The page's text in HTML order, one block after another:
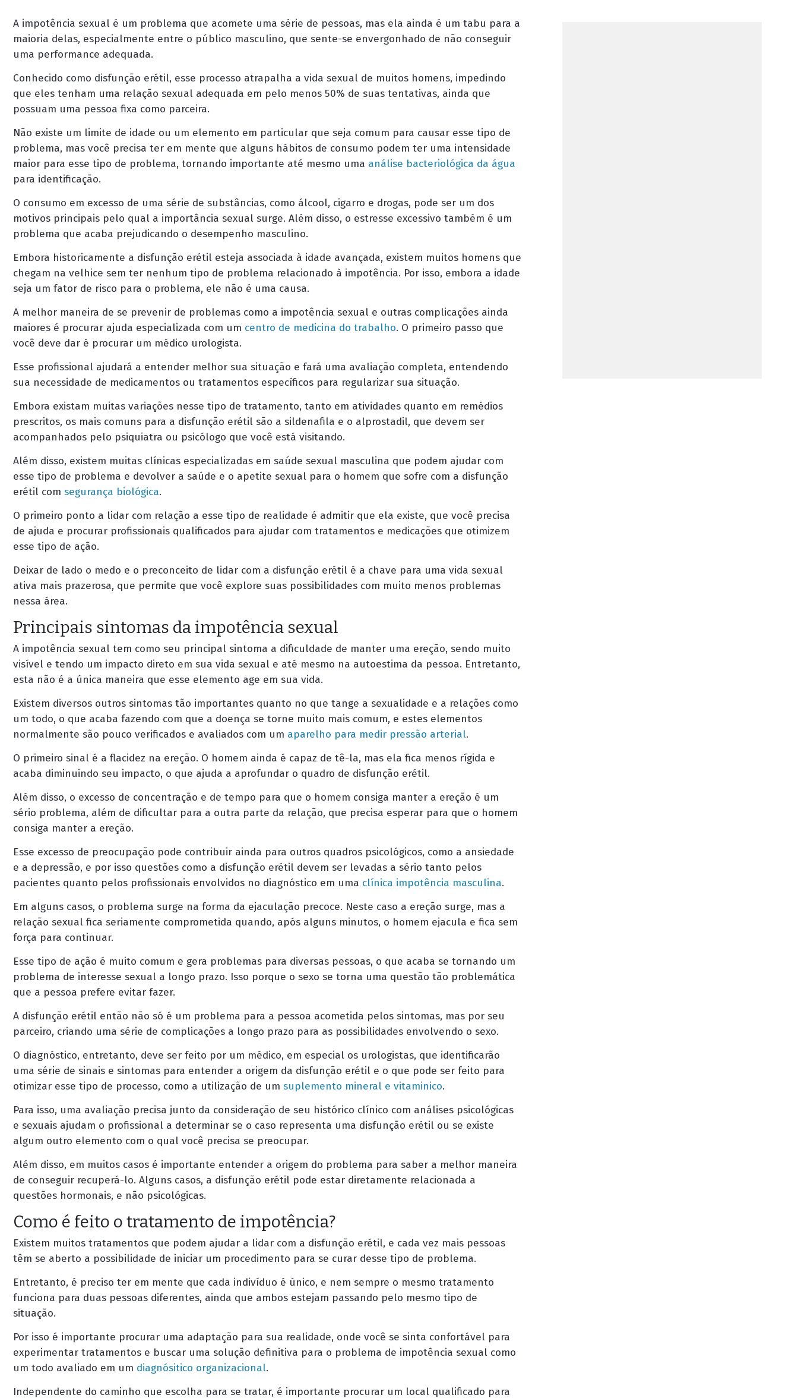
A impotência sexual é um problema que acomete uma série de pessoas, mas ela ainda é um tabu para a
maioria delas, especialmente entre o público masculino, que sente-se envergonhado de não conseguir
uma performance adequada.
Conhecido como disfunção erétil, esse processo atrapalha a vida sexual de muitos homens, impedindo
que eles tenham uma relação sexual adequada em pelo menos 50% de suas tentativas, ainda que
possuam uma pessoa fixa como parceira.
Não existe um limite de idade ou um elemento em particular que seja comum para causar esse tipo de
problema, mas você precisa ter em mente que alguns hábitos de consumo podem ter uma intensidade
maior para esse tipo de problema, tornando importante até mesmo uma análise bacteriológica da água
para identificação.
O consumo em excesso de uma série de substâncias, como álcool, cigarro e drogas, pode ser um dos
motivos principais pelo qual a importância sexual surge. Além disso, o estresse excessivo também é um
problema que acaba prejudicando o desempenho masculino.
Embora historicamente a disfunção erétil esteja associada à idade avançada, existem muitos homens que
chegam na velhice sem ter nenhum tipo de problema relacionado à impotência. Por isso, embora a idade
seja um fator de risco para o problema, ele não é uma causa.
A melhor maneira de se prevenir de problemas como a impotência sexual e outras complicações ainda
maiores é procurar ajuda especializada com um centro de medicina do trabalho. O primeiro passo que
você deve dar é procurar um médico urologista.
Esse profissional ajudará a entender melhor sua situação e fará uma avaliação completa, entendendo
sua necessidade de medicamentos ou tratamentos específicos para regularizar sua situação.
Embora existam muitas variações nesse tipo de tratamento, tanto em atividades quanto em remédios
prescritos, os mais comuns para a disfunção erétil são a sildenafila e o alprostadil, que devem ser
acompanhados pelo psiquiatra ou psicólogo que você está visitando.
Além disso, existem muitas clínicas especializadas em saúde sexual masculina que podem ajudar com
esse tipo de problema e devolver a saúde e o apetite sexual para o homem que sofre com a disfunção
erétil com segurança biológica.
O primeiro ponto a lidar com relação a esse tipo de realidade é admitir que ela existe, que você precisa
de ajuda e procurar profissionais qualificados para ajudar com tratamentos e medicações que otimizem
esse tipo de ação.
Deixar de lado o medo e o preconceito de lidar com a disfunção erétil é a chave para uma vida sexual
ativa mais prazerosa, que permite que você explore suas possibilidades com muito menos problemas
nessa área.
Principais sintomas da impotência sexual
A impotência sexual tem como seu principal sintoma a dificuldade de manter uma ereção, sendo muito
visível e tendo um impacto direto em sua vida sexual e até mesmo na autoestima da pessoa. Entretanto,
esta não é a única maneira que esse elemento age em sua vida.
Existem diversos outros sintomas tão importantes quanto no que tange a sexualidade e a relações como
um todo, o que acaba fazendo com que a doença se torne muito mais comum, e estes elementos
normalmente são pouco verificados e avaliados com um aparelho para medir pressão arterial.
O primeiro sinal é a flacidez na ereção. O homem ainda é capaz de tê-la, mas ela fica menos rígida e
acaba diminuindo seu impacto, o que ajuda a aprofundar o quadro de disfunção erétil.
Além disso, o excesso de concentração e de tempo para que o homem consiga manter a ereção é um
sério problema, além de dificultar para a outra parte da relação, que precisa esperar para que o homem
consiga manter a ereção.
Esse excesso de preocupação pode contribuir ainda para outros quadros psicológicos, como a ansiedade
e a depressão, e por isso questões como a disfunção erétil devem ser levadas a sério tanto pelos
pacientes quanto pelos profissionais envolvidos no diagnóstico em uma clínica impotência masculina.
Em alguns casos, o problema surge na forma da ejaculação precoce. Neste caso a ereção surge, mas a
relação sexual fica seriamente comprometida quando, após alguns minutos, o homem ejacula e fica sem
força para continuar.
Esse tipo de ação é muito comum e gera problemas para diversas pessoas, o que acaba se tornando um
problema de interesse sexual a longo prazo. Isso porque o sexo se torna uma questão tão problemática
que a pessoa prefere evitar fazer.
A disfunção erétil então não só é um problema para a pessoa acometida pelos sintomas, mas por seu
parceiro, criando uma série de complicações a longo prazo para as possibilidades envolvendo o sexo.
O diagnóstico, entretanto, deve ser feito por um médico, em especial os urologistas, que identificarão
uma série de sinais e sintomas para entender a origem da disfunção erétil e o que pode ser feito para
otimizar esse tipo de processo, como a utilização de um suplemento mineral e vitaminico.
Para isso, uma avaliação precisa junto da consideração de seu histórico clínico com análises psicológicas
e sexuais ajudam o profissional a determinar se o caso representa uma disfunção erétil ou se existe
algum outro elemento com o qual você precisa se preocupar.
Além disso, em muitos casos é importante entender a origem do problema para saber a melhor maneira
de conseguir recuperá-lo. Alguns casos, a disfunção erétil pode estar diretamente relacionada a
questões hormonais, e não psicológicas.
Como é feito o tratamento de impotência?
Existem muitos tratamentos que podem ajudar a lidar com a disfunção erétil, e cada vez mais pessoas
têm se aberto a possibilidade de iniciar um procedimento para se curar desse tipo de problema.
Entretanto, é preciso ter em mente que cada indivíduo é único, e nem sempre o mesmo tratamento
funciona para duas pessoas diferentes, ainda que ambos estejam passando pelo mesmo tipo de
situação.
Por isso é importante procurar uma adaptação para sua realidade, onde você se sinta confortável para
experimentar tratamentos e buscar uma solução definitiva para o problema de impotência sexual como
um todo avaliado em um diagnósitico organizacional.
Independente do caminho que escolha para se tratar, é importante procurar um local qualificado para